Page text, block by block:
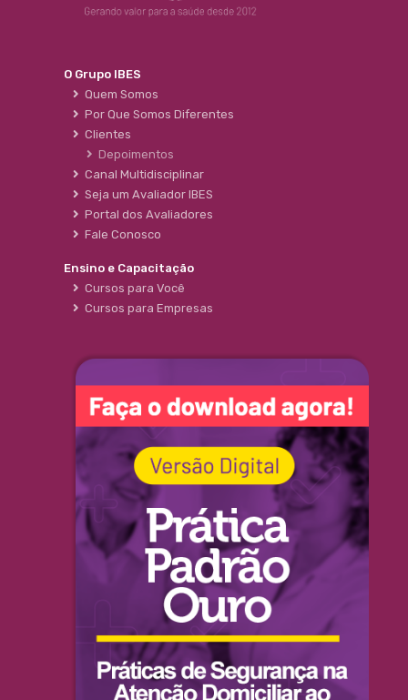
O Grupo IBES
Quem Somos
Por Que Somos Diferentes
Clientes
Depoimentos
Canal Multidisciplinar
Seja um Avaliador IBES
Portal dos Avaliadores
Fale Conosco
Ensino e Capacitação
Cursos para Você
Cursos para Empresas